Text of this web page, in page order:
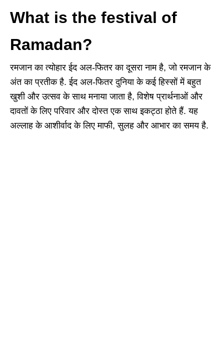
What is the festival of
Ramadan?
रमजान का त्योहार ईद अल-फितर का दूसरा नाम है, जो रमजान के
अंत का प्रतीक है. ईद अल-फितर दुनिया के कई हिस्सों में बहुत
खुशी और उत्सव के साथ मनाया जाता है, विशेष प्रार्थनाओं और
दावतों के लिए परिवार और दोस्त एक साथ इकट्ठा होते हैं. यह
अल्लाह के आशीर्वाद के लिए माफी, सुलह और आभार का समय है.